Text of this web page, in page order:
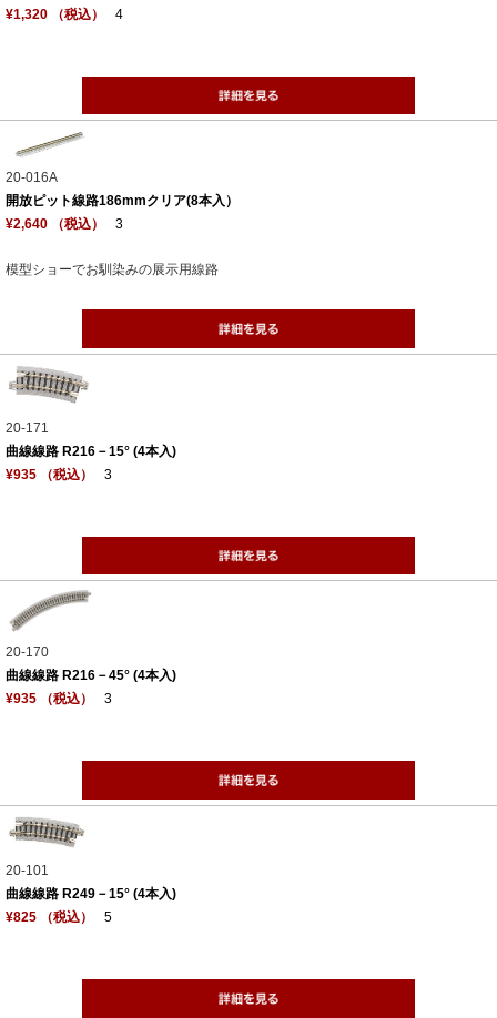
¥1,320 （税込）
4
20-016A
開放ピット線路186mmクリア(8本入）
¥2,640 （税込）
3
模型ショーでお馴染みの展示用線路
20-171
曲線線路 R216－15° (4本入)
¥935 （税込）
3
20-170
曲線線路 R216－45° (4本入)
¥935 （税込）
3
20-101
曲線線路 R249－15° (4本入)
¥825 （税込）
5